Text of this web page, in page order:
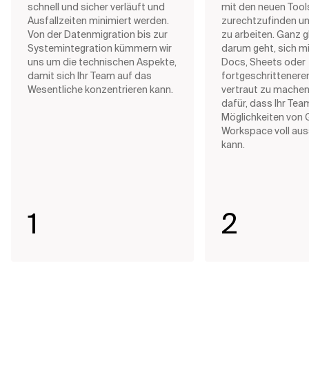
schnell und sicher verläuft und
Ausfallzeiten minimiert werden.
Von der Datenmigration bis zur
Systemintegration kümmern wir
uns um die technischen Aspekte,
damit sich Ihr Team auf das
Wesentliche konzentrieren kann.
1
mit den neuen
zurechtzufinden
zu arbeiten. Ganz
darum geht, sich
Docs, Sheets oder
vertraut zu
dafür, dass Ihr
Möglichkeiten von
Workspace voll
kann.
2